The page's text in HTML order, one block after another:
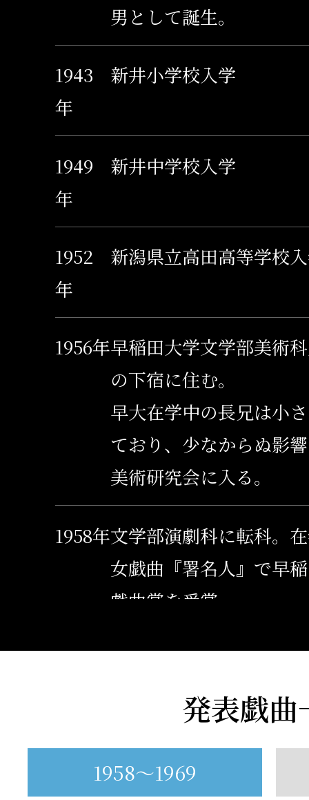
男として誕生。
1943
年
新井小学校入学
1949
年
新井中学校入学
1952
年
新潟県立高田高等学校
1956年早稲田大学文学部美術
の下宿に住む。
早大在学中の長兄は小
ており、少なからぬ影
美術研究会に入る。
1958年文学部演劇科に転科。
女戯曲『署名人』で早
戯曲賞を受賞。
1959年劇団青俳に戯曲『明日
自作が初めて上演され
雄氏らが出演。
発表戯曲
1958〜1969